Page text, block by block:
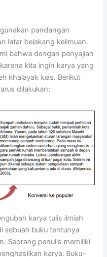
pandangan
latar belakang keilmuan.
bahwa dengan penyajian
kita ingin karya yang
khalayak luas. Berikut
dilakukan:
karya tulis ilmiah
sebuah buku tentunya
Seorang penulis memiliki
karya. Buku-